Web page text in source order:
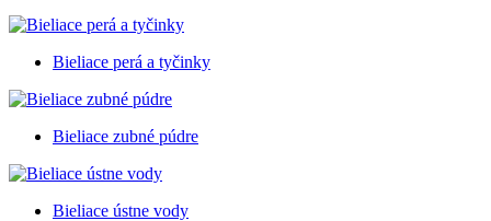
Bieliace perá a tyčinky
Bieliace zubné púdre
Bieliace ústne vody